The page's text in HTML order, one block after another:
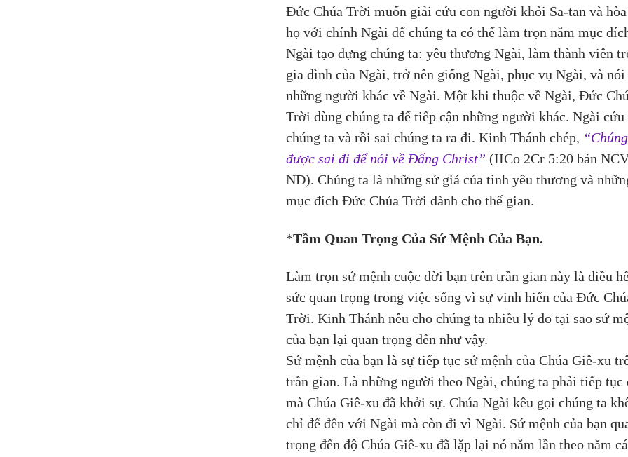
Đức Chúa Trời muốn giải cứu con người khỏi Sa-tan và
họ với chính Ngài để chúng ta có thể làm trọn năm mục
Ngài tạo dựng chúng ta: yêu thương Ngài, làm thành viên
gia đình của Ngài, trở nên giống Ngài, phục vụ Ngài, và
những người khác về Ngài. Một khi thuộc về Ngài, Đức
Trời dùng chúng ta để tiếp cận những người khác. Ngài cứu
chúng ta và rồi sai chúng ta ra đi. Kinh Thánh chép,
được sai đi để nói về Đấng Christ” (IICo 2Cr 5:20 bản
ND). Chúng ta là những sứ giả của tình yêu thương và
mục đích Đức Chúa Trời dành cho thế gian.
*Tầm Quan Trọng Của Sứ Mệnh Của Bạn.
Làm trọn sứ mệnh cuộc đời bạn trên trần gian này là điều
sức quan trọng trong việc sống vì sự vinh hiển của Đức
Trời. Kinh Thánh nêu cho chúng ta nhiều lý do tại sao sứ
của bạn lại quan trọng đến như vậy.
Sứ mệnh của bạn là sự tiếp tục sứ mệnh của Chúa Giê-xu
trần gian. Là những người theo Ngài, chúng ta phải tiếp tục
mà Chúa Giê-xu đã khởi sự. Chúa Ngài kêu gọi chúng ta
chỉ để đến với Ngài mà còn đi vì Ngài. Sứ mệnh của bạn
trọng đến độ Chúa Giê-xu đã lặp lại nó năm lần theo năm